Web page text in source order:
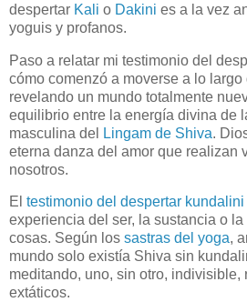
despertar Kali o Dakini es a la vez
yoguis y profanos.
Paso a relatar mi testimonio del
cómo comenzó a moverse a lo
revelando un mundo totalmente
equilibrio entre la energía divina de
masculina del
Lingam de Shiva.
eterna danza del amor que realizan
nosotros.
El testimonio del despertar kundalini
experiencia del ser, la sustancia o
cosas. Según los sastras del yoga,
mundo solo existía Shiva sin
meditando, uno, sin otro, indivisible,
extáticos.